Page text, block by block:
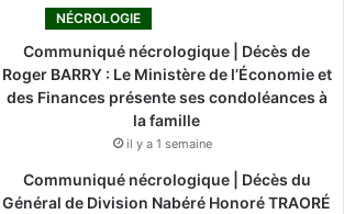
NÉCROLOGIE
Communiqué nécrologique | Décès de
Roger BARRY : Le Ministère de l’Économie et
des Finances présente ses condoléances à
la famille
il y a 1 semaine
Communiqué nécrologique | Décès du
Général de Division Nabéré Honoré TRAORÉ